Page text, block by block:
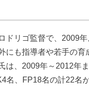
ドリゴ監督で、2009
にも指導者や若手の
は、2009年～2012
、FP18名の計22名